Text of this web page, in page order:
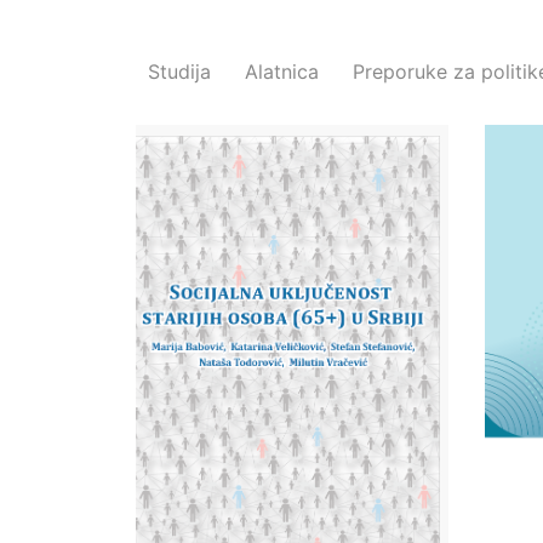
Studija Alatnica Preporuke za